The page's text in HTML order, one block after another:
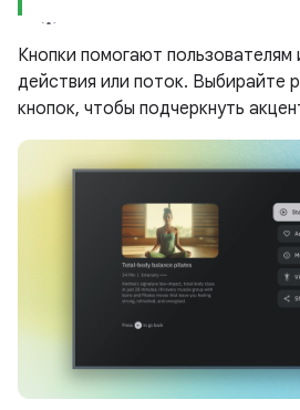
Кнопки помогают пользователям
действия или поток. Выбирайте
кнопок, чтобы подчеркнуть